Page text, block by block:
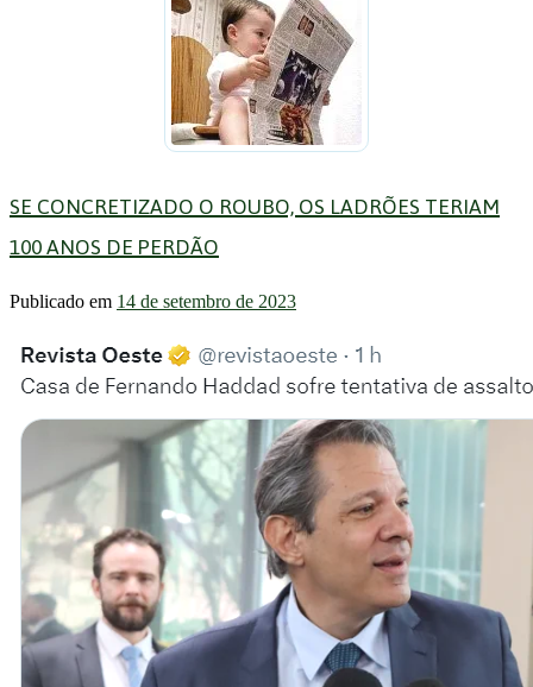
SE CONCRETIZADO O ROUBO, OS LADRÕES TERIAM
100 ANOS DE PERDÃO
Publicado em 14 de setembro de 2023